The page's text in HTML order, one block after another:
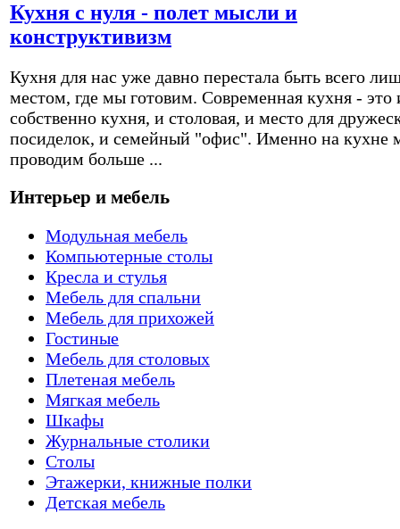
Кухня с нуля - полет мысли и
конструктивизм
Кухня для нас уже давно перестала быть всего
местом, где мы готовим. Современная кухня - это
собственно кухня, и столовая, и место для
посиделок, и семейный "офис". Именно на кухне
проводим больше ...
Интерьер и мебель
Модульная мебель
Компьютерные столы
Кресла и стулья
Мебель для спальни
Мебель для прихожей
Гостиные
Мебель для столовых
Плетеная мебель
Мягкая мебель
Шкафы
Журнальные столики
Столы
Этажерки, книжные полки
Детская мебель